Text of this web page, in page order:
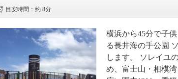
目安時間：約 8分
横浜から45分で子
る長井海の手公園
します。 ソレイユ
め、富士山・相模